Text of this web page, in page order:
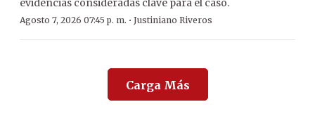
evidencias consideradas clave para el caso.
Agosto 7, 2026 07:45 p. m. · Justiniano Riveros
Carga Más